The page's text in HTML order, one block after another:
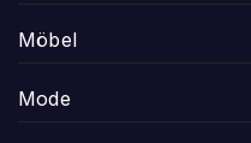
Möbel
Mode